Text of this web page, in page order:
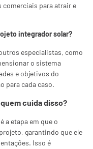
comerciais para atrair e
integrador solar?
especialistas, como
o sistema
e objetivos do
para cada caso.
cuida disso?
a etapa em que o
garantindo que ele
Isso é